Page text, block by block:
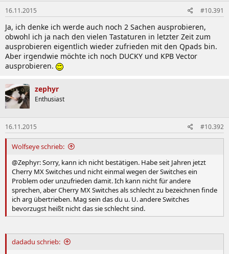
16.11.2015 #10.391
Ja, ich denke ich werde auch noch 2 Sachen ausprobieren,
obwohl ich ja nach den vielen Tastaturen in letzter Zeit zum
ausprobieren eigentlich wieder zufrieden mit den Qpads bin.
Aber irgendwie möchte ich noch DUCKY und KPB Vector
ausprobieren.
zephyr
Enthusiast
16.11.2015 #10.392
Wolfseye schrieb:
@Zephyr: Sorry, kann ich nicht bestätigen. Habe seit Jahren jetzt
Cherry MX Switches und nicht einmal wegen der Switches ein
Problem oder unzufrieden damit. Ich kann nicht für andere
sprechen, aber Cherry MX Switches als schlecht zu bezeichnen finde
ich arg übertrieben. Mag sein das du u. U. andere Switches
bevorzugst heißt nicht das sie schlecht sind.
dadadu schrieb: